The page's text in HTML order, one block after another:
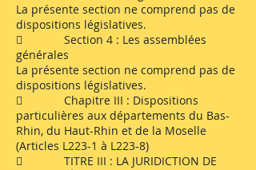
La présente section ne comprend pas de
dispositions législatives.
 Section 4 : Les assemblées
générales
La présente section ne comprend pas de
dispositions législatives.
 Chapitre III : Dispositions
particulières aux départements du Bas-
Rhin, du Haut-Rhin et de la Moselle
(Articles L223-1 à L223-8)
 TITRE III : LA JURIDICTION DE